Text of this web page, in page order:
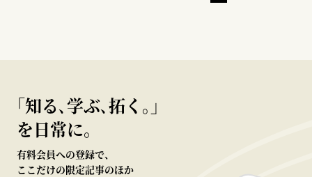
｢知る､学ぶ､拓く｡｣
を日常に。
有料会員への登録で、
ここだけの限定記事のほか